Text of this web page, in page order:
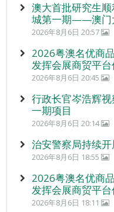
澳大首批研究生顺
城第一期——澳门
2026年8月6日 20:57
2026粤澳名优商
发挥会展商贸平台
2026年8月6日 20:45
行政长官岑浩辉
一期项目
2026年8月6日 20:14
治安警察局持续
2026年8月6日 18:55
2026粤澳名优商
发挥会展商贸平台
2026年8月6日 18:11